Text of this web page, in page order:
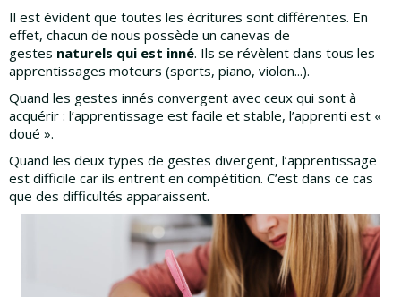
Il est évident que toutes les écritures sont différentes. En
effet, chacun de nous possède un canevas de
gestes naturels qui est inné. Ils se révèlent dans tous les
apprentissages moteurs (sports, piano, violon...).
Quand les gestes innés convergent avec ceux qui sont à
acquérir : l’apprentissage est facile et stable, l’apprenti est «
doué ».
Quand les deux types de gestes divergent, l’apprentissage
est difficile car ils entrent en compétition. C’est dans ce cas
que des difficultés apparaissent.